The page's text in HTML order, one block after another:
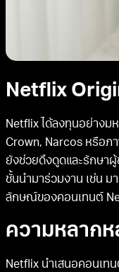
Netflix
Netflix ได้ลงทุนอย่างม
Crown, Narcos หรือภ
ยังช่วยดึงดูดและรักษา
ชั้นนำมาร่วมงาน เช่น ม
ลักษณ์ของคอนเทนต์
ความหลาก
Netflix นำเสนอคอนเท